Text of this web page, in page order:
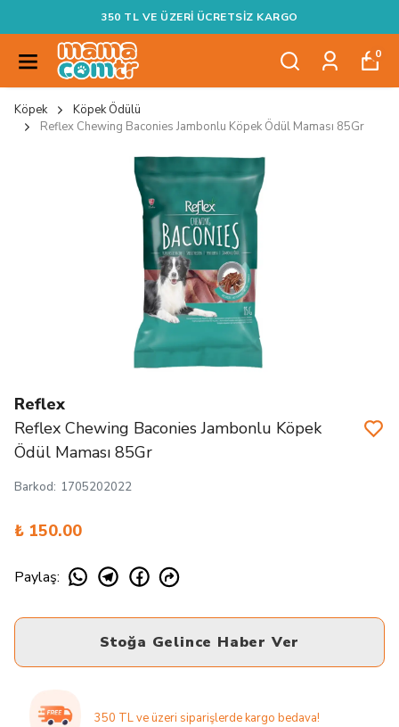
SİPARİŞLER EN GEÇ YARIN KARGODA
0
Köpek
Köpek Ödülü
Reflex Chewing Baconies Jambonlu Köpek Ödül Maması 85Gr
Reflex
Reflex Chewing Baconies Jambonlu Köpek
Ödül Maması 85Gr
Barkod: 1705202022
₺ 150.00
Paylaş:
Stoğa Gelince Haber Ver
350 TL ve üzeri siparişlerde kargo bedava!